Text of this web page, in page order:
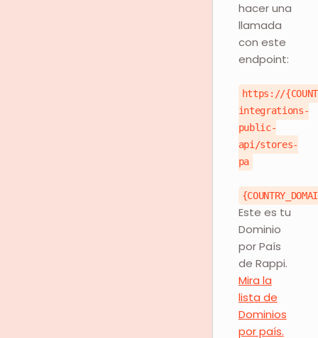
hacer una
llamada
con este
endpoint:
https://
integrations-
public-
api/stores-
pa
Este es tu
Dominio
por País
de Rappi.
Mira la
lista de
Dominios
por país.